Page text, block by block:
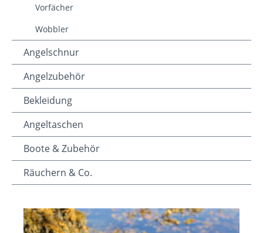
Vorfächer
Wobbler
Angelschnur
Angelzubehör
Bekleidung
Angeltaschen
Boote & Zubehör
Räuchern & Co.